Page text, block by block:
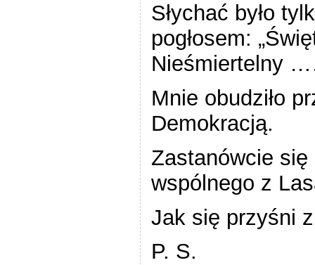
Słychać było
pogłosem:
Nieśmiertelny
Mnie obudziło
Demokracją.
Zastanówcie
wspólnego z
Jak się przyśni
P. S.